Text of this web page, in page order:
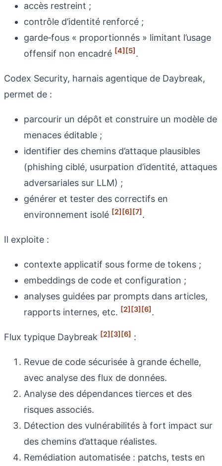
accès restreint ;
contrôle d’identité renforcé ;
garde‑fous « proportionnés » limitant l’usage
offensif non encadré [4][5].
Codex Security, harnais agentique de Daybreak,
permet de :
parcourir un dépôt et construire un modèle de
menaces éditable ;
identifier des chemins d’attaque plausibles
(phishing ciblé, usurpation d’identité, attaques
adversariales sur LLM) ;
générer et tester des correctifs en
environnement isolé [2][6][7].
Il exploite :
contexte applicatif sous forme de tokens ;
embeddings de code et configuration ;
analyses guidées par prompts dans articles,
rapports internes, etc. [2][3][6].
Flux typique Daybreak [2][3][6] :
Revue de code sécurisée à grande échelle,
avec analyse des flux de données.
Analyse des dépendances tierces et des
risques associés.
Détection des vulnérabilités à fort impact sur
des chemins d’attaque réalistes.
Remédiation automatisée : patchs, tests en